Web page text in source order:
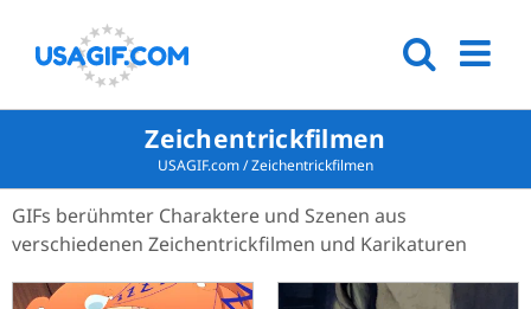
Zeichentrickfilmen
USAGIF.com/Zeichentrickfilmen
GIFs berühmter Charaktere und Szenen aus
verschiedenen Zeichentrickfilmen und Karikaturen